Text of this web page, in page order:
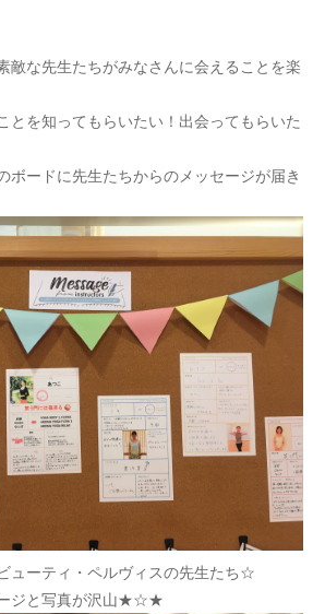
敵な先生たちがみなさんに会えることを楽
とを知ってもらいたい！出会ってもらいた
ボードに先生たちからのメッセージが届き
ューティ・ペルヴィスの先生たち☆
ジと写真が沢山★☆★